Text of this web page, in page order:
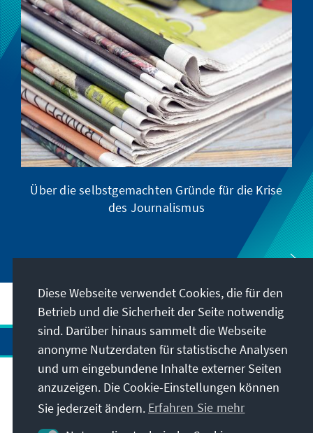
Über die selbstgemachten Gründe für die Krise
des Journalismus
Anschrift
Kontakt
Diese Webseite verwendet Cookies, die für den
Betrieb und die Sicherheit der Seite notwendig
sind. Darüber hinaus sammelt die Webseite
anonyme Nutzerdaten für statistische Analysen
und um eingebundene Inhalte externer Seiten
anzuzeigen. Die Cookie-Einstellungen können
Sie jederzeit ändern. Erfahren Sie mehr